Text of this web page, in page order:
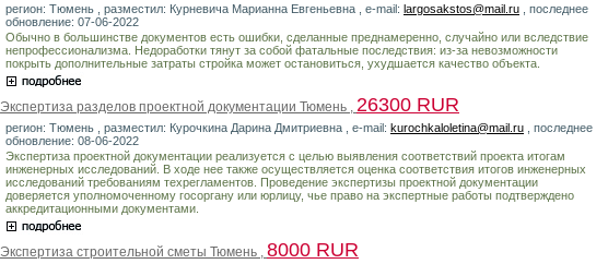
регион: Тюмень , разместил: Курневича Марианна Евгеньевна , e-mail: largosakstos@mail.ru , последнее
обновление: 07-06-2022
Обычно в большинстве документов есть ошибки, сделанные преднамеренно, случайно или вследствие
непрофессионализма. Недоработки тянут за собой фатальные последствия: из-за невозможности
покрыть дополнительные затраты стройка может остановиться, ухудшается качество объекта.
Экспертиза разделов проектной документации Тюмень , 26300 RUR
регион: Тюмень , разместил: Курочкина Дарина Дмитриевна , e-mail: kurochkaloletina@mail.ru , последнее
обновление: 08-06-2022
Экспертиза проектной документации реализуется с целью выявления соответствий проекта итогам
инженерных исследований. В ходе нее также осуществляется оценка соответствия итогов инженерных
исследований требованиям техрегламентов. Проведение экспертизы проектной документации
доверяется уполномоченному госоргану или юрлицу, чье право на экспертные работы подтверждено
аккредитационными документами.
Экспертиза строительной сметы Тюмень , 8000 RUR